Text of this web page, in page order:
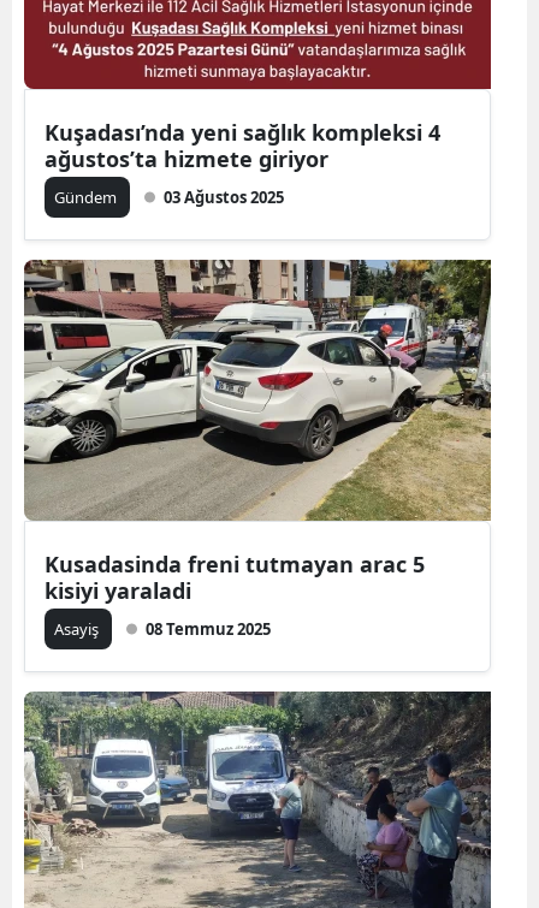
Kuşadası’nda yeni sağlık kompleksi 4
ağustos’ta hizmete giriyor
Gündem 03 Ağustos 2025
Kusadasinda freni tutmayan arac 5
kisiyi yaraladi
Asayiş 08 Temmuz 2025